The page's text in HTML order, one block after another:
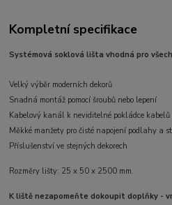
Kompletní specifikace
Systémová soklová lišta vhodná pro
Velký výběr moderních dekorů
Snadná montáž pomocí šroubů nebo lepení
Kabelový kanál k neviditelné pokládce kabelů
Měkké manžety pro čisté napojení podlahy a
Příslušenství ve stejných dekorech
Rozměry lišty: 25 x 50 x 2500 mm.
K liště nezapomeňte dokoupit doplňky -